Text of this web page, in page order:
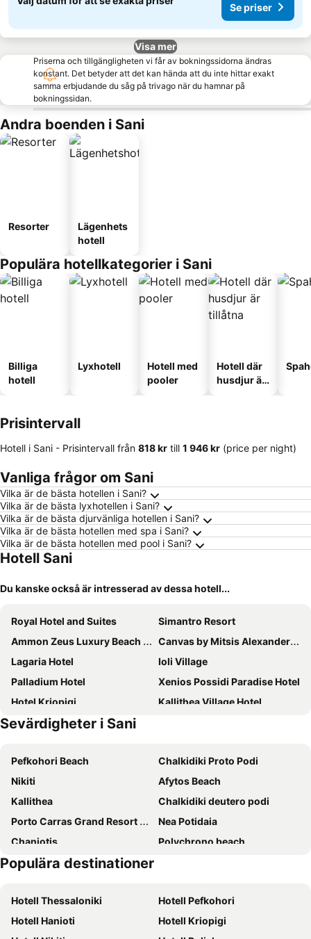
Se priser
Visa mer
Priserna och tillgängligheten vi får av bokningssidorna ändras
konstant. Det betyder att det kan hända att du inte hittar exakt
samma erbjudande du såg på trivago när du hamnar på
bokningssidan.
Andra boenden i Sani
Resorter
Lägenhets
hotell
Populära hotellkategorier i Sani
Billiga
hotell
Lyxhotell
Hotell med
pooler
Hotell där
husdjur är
Prisintervall
Hotell i Sani - Prisintervall från ‎818 kr till ‎1 946 kr (price per night)
Vanliga frågor om Sani
Vilka är de bästa hotellen i Sani?
Vilka är de bästa lyxhotellen i Sani?
Vilka är de bästa djurvänliga hotellen i Sani?
Vilka är de bästa hotellen med spa i Sani?
Vilka är de bästa hotellen med pool i Sani?
Hotell Sani
Du kanske också är intresserad av dessa hotell...
Royal Hotel and Suites
Simantro Resort
Ammon Zeus Luxury Beach Hotel
Canvas by Mitsis Alexander the Great
Lagaria Hotel
Ioli Village
Palladium Hotel
Xenios Possidi Paradise Hotel
Hotel Kriopigi
Kallithea Village Hotel
Potidea Palace Hotel
Mendi Hotel
Hotel Ilios
Siviris Golden Beach
EVLOGIA HOTEL SEAFRONT and ANEX by Greek Pride
Xenios Dolphin Beach Hotel
Alkioni by the sea
Blue Bay Halkidiki Adults only +16
Medusa
Samel Hotel
Sani Dunes
Zelia Halkidiki, part of Destination by Hyatt
Sea Level Hotel
Verano Afytos Hotel
Skentos Hotel
Casa Afytos - Adults Only
Sevärdigheter i Sani
Pefkohori Beach
Chalkidiki Proto Podi
Nikiti
Afytos Beach
Kallithea
Chalkidiki deutero podi
Porto Carras Grand Resort Golf Club
Nea Potidaia
Chaniotis
Polychrono beach
Chanioti 3
Kalogria Beach
Possidi
Lagomandra
Zeus
Populära destinationer
Hotell Thessaloniki
Hotell Pefkohori
Hotell Hanioti
Hotell Kriopigi